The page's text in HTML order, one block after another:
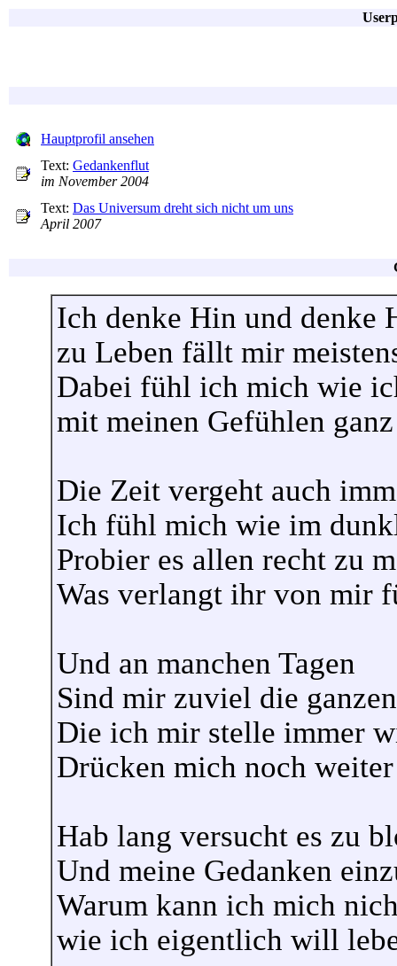
Hauptprofil ansehen
Text: Gedankenflut
im November 2004
Text: Das Universum dreht sich nicht um uns
April 2007
Ich denke Hin und denke
zu Leben fällt mir
Dabei fühl ich mich wie
mit meinen Gefühlen
Die Zeit vergeht auch
Ich fühl mich wie im
Probier es allen recht zu
Was verlangt ihr von mir
Und an manchen Tagen
Sind mir zuviel die
Die ich mir stelle immer
Drücken mich noch
Hab lang versucht es zu
Und meine Gedanken
Warum kann ich mich
wie ich eigentlich will